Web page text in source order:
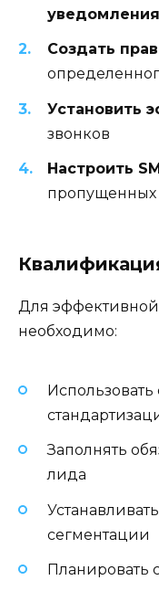
уведомления
Создать
Установить
звонков
Настроить
пропущенных
Для
необходимо:
Заполнять
лида
сегментации
Планировать